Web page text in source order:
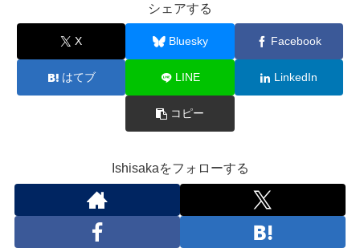
シェアする
X Bluesky Facebook
はてブ LINE LinkedIn
コピー
Ishisakaをフォローする